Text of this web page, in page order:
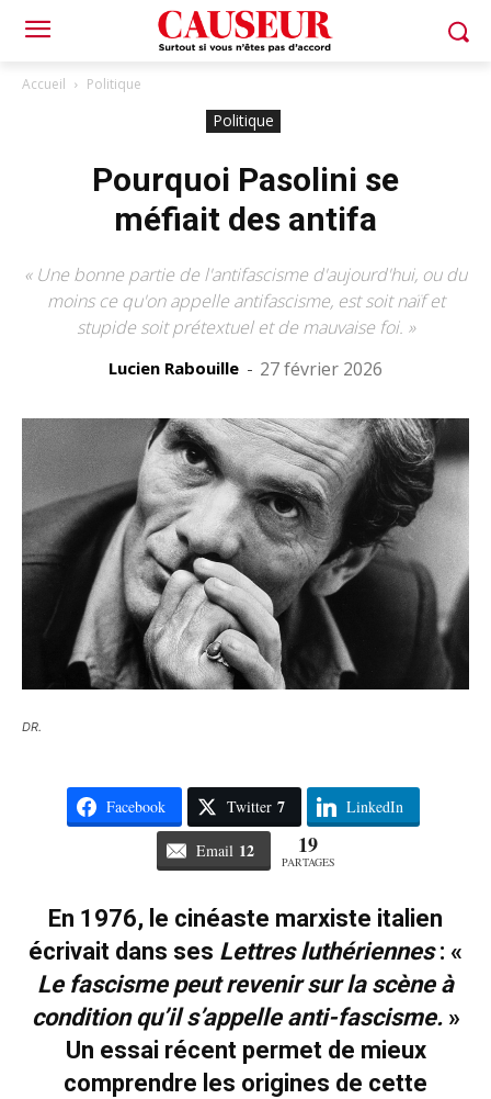
Accueil Politique
Politique
Pourquoi Pasolini se
méfiait des antifa
« Une bonne partie de l'antifascisme d'aujourd'hui, ou du
moins ce qu'on appelle antifascisme, est soit naïf et
stupide soit prétextuel et de mauvaise foi. »
Lucien Rabouille - 27 février 2026
DR.
Facebook Twitter 7 LinkedIn
Email 12 19
PARTAGES
En 1976, le cinéaste marxiste italien
écrivait dans ses Lettres luthériennes: «
Le fascisme peut revenir sur la scène à
condition qu’il s’appelle anti-fascisme.»
Un essai récent permet de mieux
comprendre les origines de cette